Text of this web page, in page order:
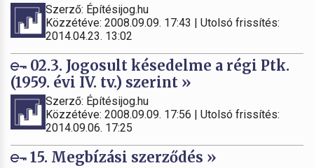
Szerző: Építésijog.hu
Közzétéve: 2008.09.09. 17:43 | Utolsó frissítés:
2014.04.23. 13:02
02.3. Jogosult késedelme a régi Ptk.
(1959. évi IV. tv.) szerint »
Szerző: Építésijog.hu
Közzétéve: 2008.09.09. 17:56 | Utolsó frissítés:
2014.09.06. 17:25
15. Megbízási szerződés »